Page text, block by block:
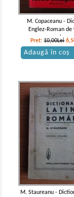
M. Copaceanu -
Englez-Roman de
complexe
Pret:10,00Lei
Adaugă în coș
M. Staureanu -